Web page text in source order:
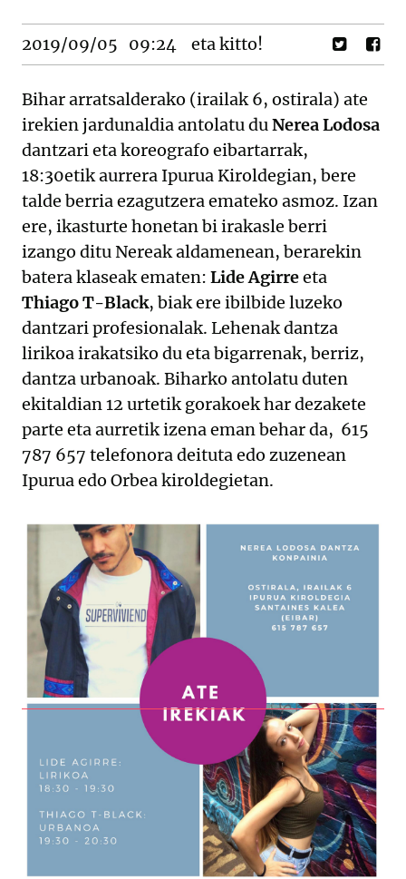
2019/09/05 09:24 eta kitto!
Bihar arratsalderako (irailak 6, ostirala) ate
irekien jardunaldia antolatu duNerea Lodosa
dantzari eta koreografo eibartarrak,
18:30etik aurrera Ipurua Kiroldegian, bere
talde berria ezagutzera emateko asmoz. Izan
ere, ikasturte honetan bi irakasle berri
izango ditu Nereak aldamenean, berarekin
batera klaseak ematen: Lide Agirreeta
Thiago T-Black, biak ere ibilbide luzeko
dantzari profesionalak. Lehenak dantza
lirikoa irakatsiko du eta bigarrenak, berriz,
dantza urbanoak. Biharko antolatu duten
ekitaldian 12 urtetik gorakoek har dezakete
parte eta aurretik izena eman behar da, 615
787 657 telefonora deituta edo zuzenean
Ipurua edo Orbea kiroldegietan.